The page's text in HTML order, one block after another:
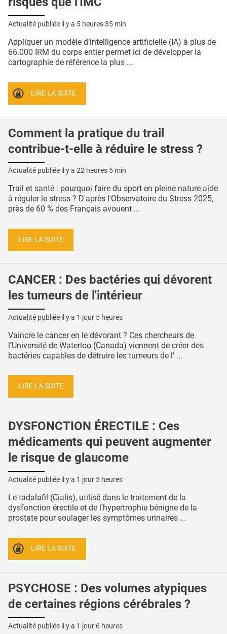
Actualité publiée il y a 5 heures 35 min
Appliquer un modèle d’intelligence artificielle (IA) à plus de
66.000 IRM du corps entier permet ici de développer la
cartographie de référence la plus ...
LIRE LA SUITE
Comment la pratique du trail
contribue-t-elle à réduire le stress ?
Actualité publiée il y a 22 heures 5 min
Trail et santé : pourquoi faire du sport en pleine nature aide
à réguler le stress ? D'après l'Observatoire du Stress 2025,
près de 60 % des Français avouent ...
LIRE LA SUITE
CANCER : Des bactéries qui dévorent
les tumeurs de l'intérieur
Actualité publiée il y a 1 jour 5 heures
Vaincre le cancer en le dévorant ? Ces chercheurs de
l’Université de Waterloo (Canada) viennent de créer des
bactéries capables de détruire les tumeurs de l' ...
LIRE LA SUITE
DYSFONCTION ÉRECTILE : Ces
médicaments qui peuvent augmenter
le risque de glaucome
Actualité publiée il y a 1 jour 5 heures
Le tadalafil (Cialis), utilisé dans le traitement de la
dysfonction érectile et de l'hypertrophie bénigne de la
prostate pour soulager les symptômes urinaires ...
LIRE LA SUITE
PSYCHOSE : Des volumes atypiques
de certaines régions cérébrales ?
Actualité publiée il y a 1 jour 6 heures